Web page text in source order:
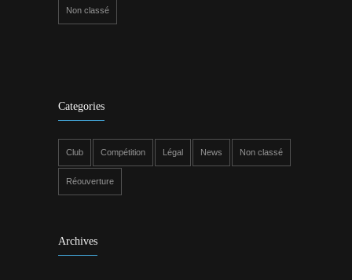
Non classé
Categories
Club Compétition Légal News Non classé
Réouverture
Archives